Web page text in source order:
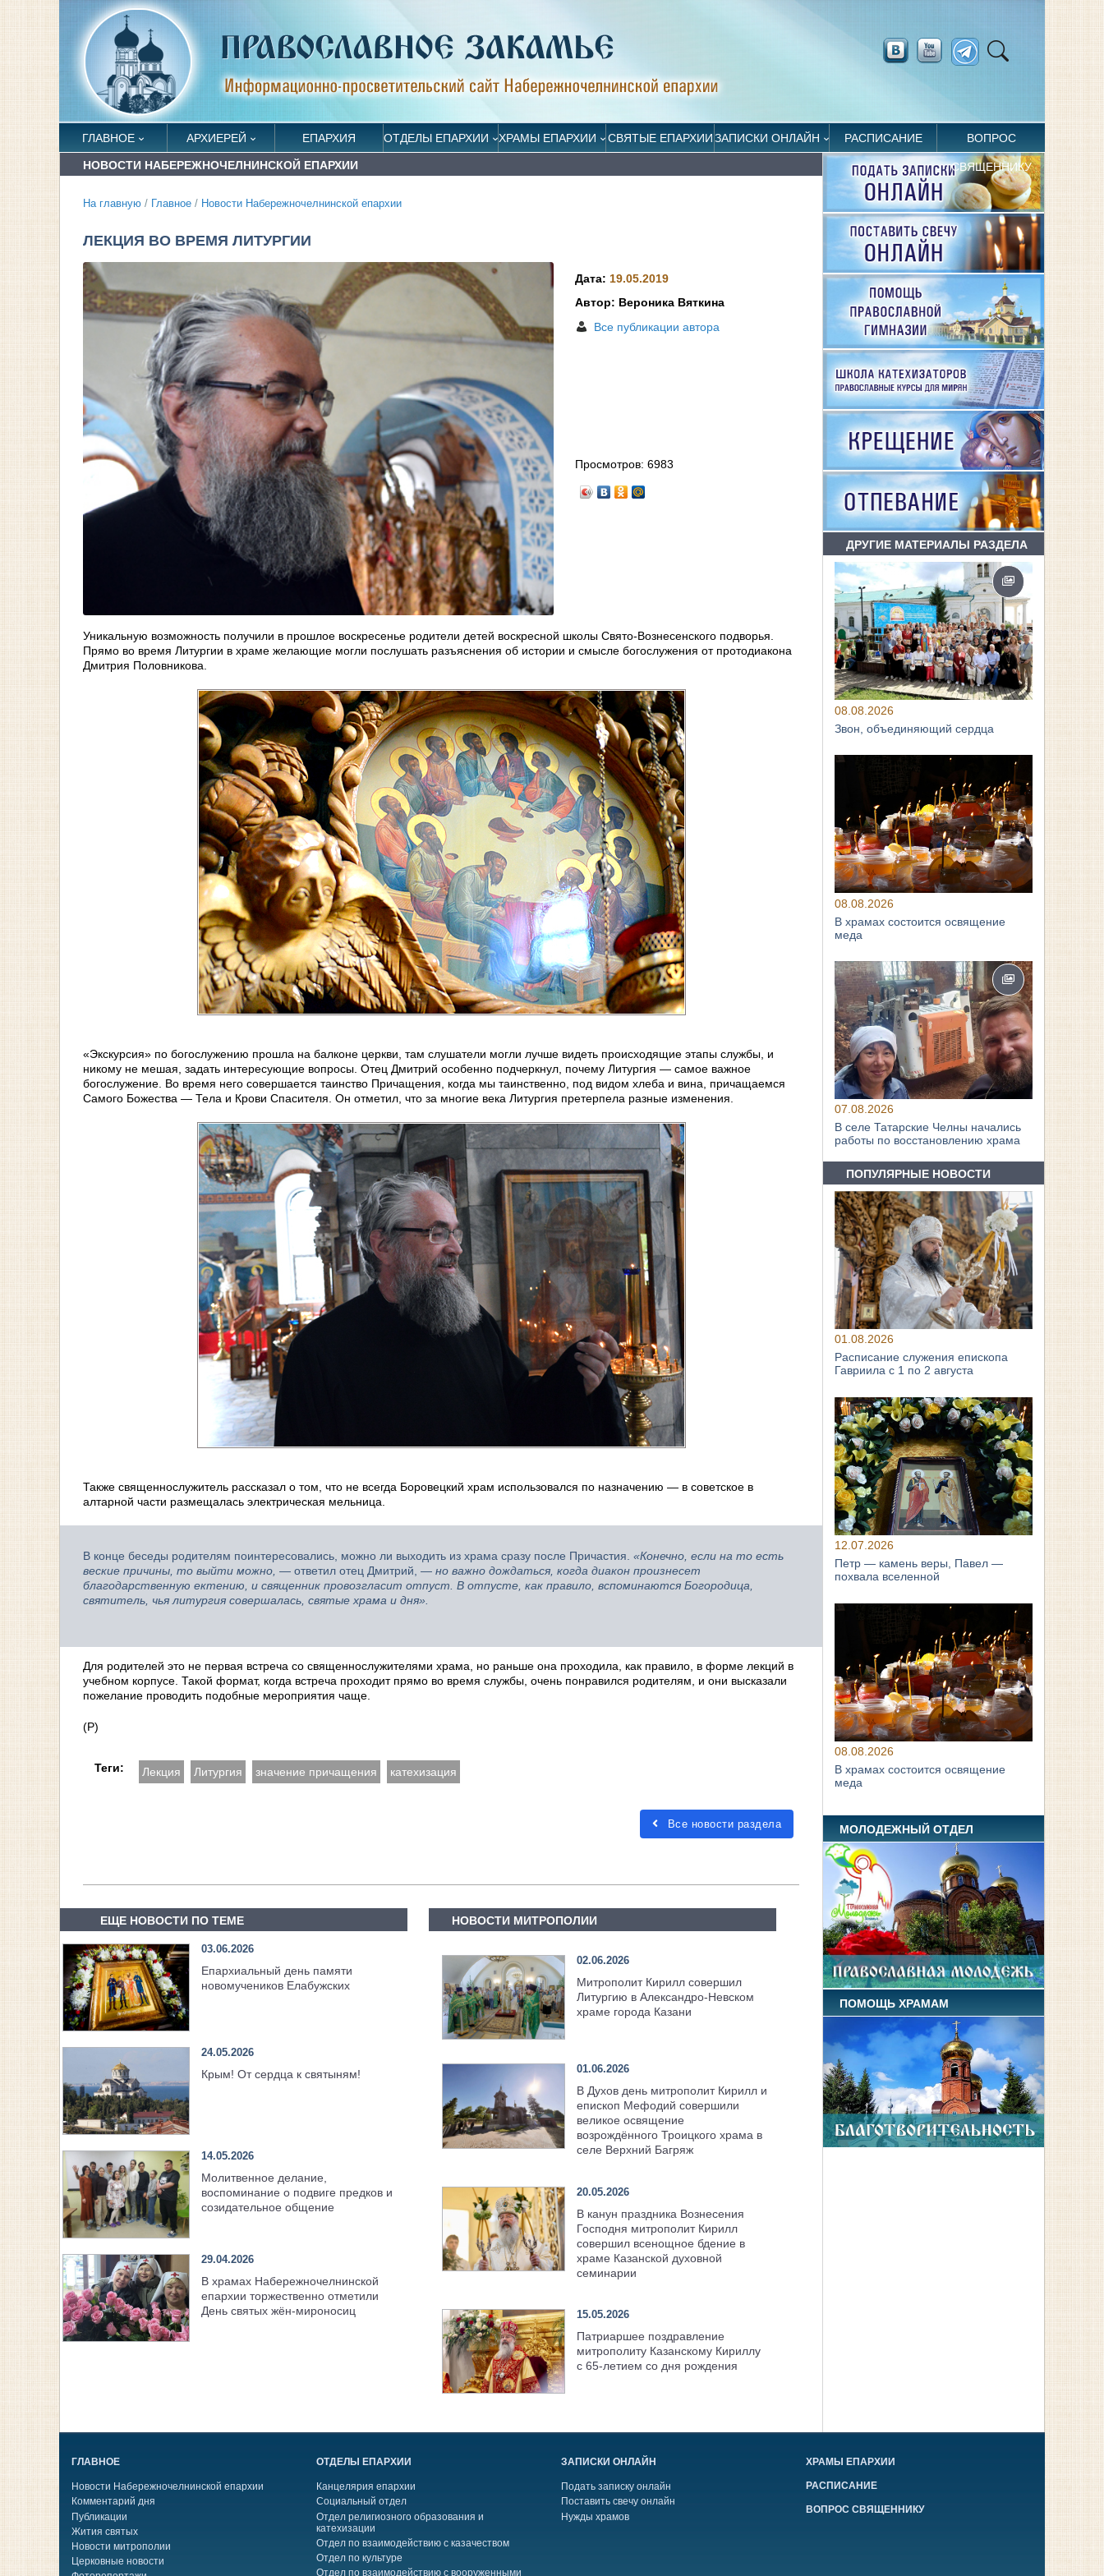
ГЛАВНОЕ АРХИЕРЕЙ ЕПАРХИЯ ОТДЕЛЫ ЕПАРХИИ ХРАМЫ ЕПАРХИИ СВЯТЫЕ ЕПАРХИИЗАПИСКИ ОНЛАЙН РАСПИСАНИЕ ВОПРОС
СВЯЩЕННИКУ
НОВОСТИ НАБЕРЕЖНОЧЕЛНИНСКОЙ ЕПАРХИИ
На главную / Главное / Новости Набережночелнинской епархии
ЛЕКЦИЯ ВО ВРЕМЯ ЛИТУРГИИ
Дата: 19.05.2019
Автор: Вероника Вяткина
Все публикации автора
Просмотров:6983
Уникальную возможность получили в прошлое воскресенье родители детей воскресной школы Свято-Вознесенского подворья.
Прямо во время Литургии в храме желающие могли послушать разъяснения об истории и смысле богослужения от протодиакона
Дмитрия Половникова.
«Экскурсия» по богослужению прошла на балконе церкви, там слушатели могли лучше видеть происходящие этапы службы, и
никому не мешая, задать интересующие вопросы. Отец Дмитрий особенно подчеркнул, почему Литургия — самое важное
богослужение. Во время него совершается таинство Причащения, когда мы таинственно, под видом хлеба и вина, причащаемся
Самого Божества — Тела и Крови Спасителя. Он отметил, что за многие века Литургия претерпела разные изменения.
Также священнослужитель рассказал о том, что не всегда Боровецкий храм использовался по назначению — в советское в
алтарной части размещалась электрическая мельница.
В конце беседы родителям поинтересовались, можно ли выходить из храма сразу после Причастия. «Конечно, если на то есть
веские причины, то выйти можно, — ответил отец Дмитрий, — но важно дождаться, когда диакон произнесет
благодарственную ектению, и священник провозгласит отпуст. В отпусте, как правило, вспоминаются Богородица,
святитель, чья литургия совершалась, святые храма и дня».
Для родителей это не первая встреча со священнослужителями храма, но раньше она проходила, как правило, в форме лекций в
учебном корпусе. Такой формат, когда встреча проходит прямо во время службы, очень понравился родителям, и они высказали
пожелание проводить подобные мероприятия чаще.
(Р)
Теги: Лекция Литургия значение причащения катехизация
Все новости раздела
ЕЩЕ НОВОСТИ ПО ТЕМЕ
03.06.2026
Епархиальный день памяти
новомучеников Елабужских
24.05.2026
Крым! От сердца к святыням!
14.05.2026
Молитвенное делание,
воспоминание о подвиге предков и
созидательное общение
29.04.2026
В храмах Набережночелнинской
епархии торжественно отметили
День святых жён‑мироносиц
НОВОСТИ МИТРОПОЛИИ
02.06.2026
Митрополит Кирилл совершил
Литургию в Александро-Невском
храме города Казани
01.06.2026
В Духов день митрополит Кирилл и
епископ Мефодий совершили
великое освящение
возрождённого Троицкого храма в
селе Верхний Багряж
20.05.2026
В канун праздника Вознесения
Господня митрополит Кирилл
совершил всенощное бдение в
храме Казанской духовной
семинарии
15.05.2026
Патриаршее поздравление
митрополиту Казанскому Кириллу
с 65-летием со дня рождения
ДРУГИЕ МАТЕРИАЛЫ РАЗДЕЛА
08.08.2026
Звон, объединяющий сердца
08.08.2026
В храмах состоится освящение
меда
07.08.2026
В селе Татарские Челны начались
работы по восстановлению храма
ПОПУЛЯРНЫЕ НОВОСТИ
01.08.2026
Расписание служения епископа
Гавриила с 1 по 2 августа
12.07.2026
Петр — камень веры, Павел —
похвала вселенной
08.08.2026
В храмах состоится освящение
меда
МОЛОДЕЖНЫЙ ОТДЕЛ
ПОМОЩЬ ХРАМАМ
ГЛАВНОЕ
Новости Набережночелнинской епархии
Комментарий дня
Публикации
Жития святых
Новости митрополии
Церковные новости
ОТДЕЛЫ ЕПАРХИИ
Канцелярия епархии
Социальный отдел
Отдел религиозного образования и
катехизации
Отдел по взаимодействию с казачеством
Отдел по культуре
Отдел по взаимодействию с вооруженными
ЗАПИСКИ ОНЛАЙН
Подать записку онлайн
Поставить свечу онлайн
Нужды храмов
ХРАМЫ ЕПАРХИИ
РАСПИСАНИЕ
ВОПРОС СВЯЩЕННИКУ